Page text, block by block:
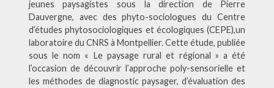
jeunes paysagistes sous la direction de Pierre
Dauvergne, avec des phyto-sociologues du Centre
d’études phytosociologiques et écologiques (CEPE),un
laboratoire du CNRS à Montpellier. Cette étude, publiée
sous le nom « Le paysage rural et régional » a été
l’occasion de découvrir l’approche poly-sensorielle et
les méthodes de diagnostic paysager, d’évaluation des